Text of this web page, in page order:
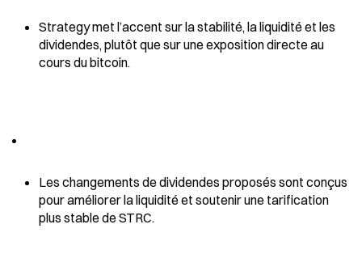
Strategy met l’accent sur la stabilité, la liquidité et les
dividendes, plutôt que sur une exposition directe au
cours du bitcoin.
Les changements de dividendes proposés sont conçus
pour améliorer la liquidité et soutenir une tarification
plus stable de STRC.